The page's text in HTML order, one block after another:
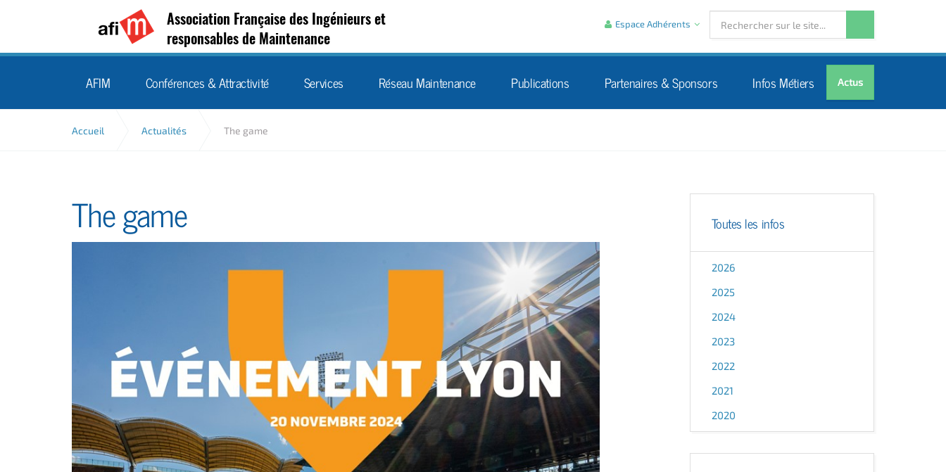
Association Française des Ingénieurs et
responsables de Maintenance
Actus
AFIM Conférences & Attractivité Services Réseau Maintenance Publications Partenaires & Sponsors Infos Métiers
Espace Adhérents
Accueil Actualités The game
The game Toutes les infos
2026
2025
2024
2023
2022
2021
2020